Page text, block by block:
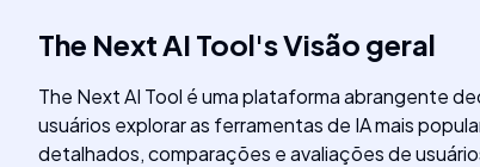
The Next AI Tool'sVisão geral
The Next AI Tool é uma plataforma abrangente
usuários explorar as ferramentas de IA mais
detalhados, comparações e avaliações de